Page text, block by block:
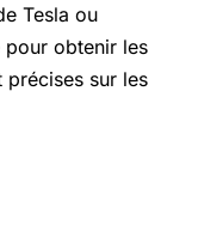
Tesla ou
pour obtenir les
sur les